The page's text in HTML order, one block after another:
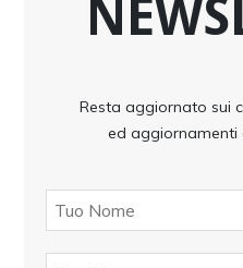
Resta aggiornato sui
ed aggiornamenti